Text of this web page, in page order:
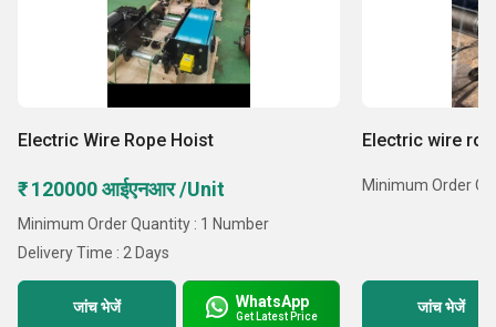
Electric Wire Rope Hoist
₹ 120000 आईएनआर /Unit
Minimum Order Quantity : 1 Number
Delivery Time : 2 Days
जांच भेजें WhatsApp
Get Latest Price
Electric wire
Minimum Order
जांच भेजें